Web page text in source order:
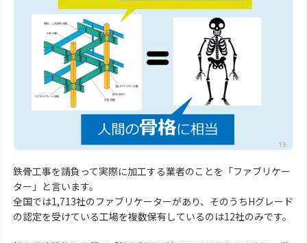
鉄骨工事を請負って実際に加工する業者のことを「ファブリケー
ター」と言います。
全国では1,713社のファブリケーターがあり、そのうちHグレード
の認定を受けている工場を複数保有しているのは12社のみです。